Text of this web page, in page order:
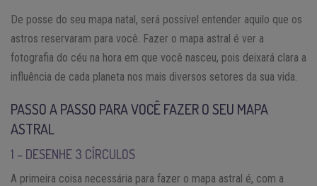
De posse do seu mapa natal, será possível entender aquilo que os
astros reservaram para você. Fazer o mapa astral é ver a
fotografia do céu na hora em que você nasceu, pois deixará clara a
influência de cada planeta nos mais diversos setores da sua vida.
PASSO A PASSO PARA VOCÊ FAZER O SEU MAPA
ASTRAL
1 – DESENHE 3 CÍRCULOS
A primeira coisa necessária para fazer o mapa astral é, com a